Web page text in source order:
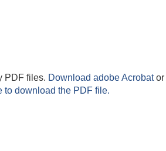
PDF files. Download adobe Acrobator
to download the PDF file.